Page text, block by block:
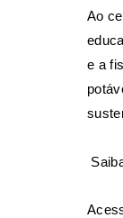
Ao
e a